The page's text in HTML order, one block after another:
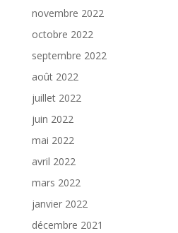
novembre 2022
octobre 2022
septembre 2022
août 2022
juillet 2022
juin 2022
mai 2022
avril 2022
mars 2022
janvier 2022
décembre 2021